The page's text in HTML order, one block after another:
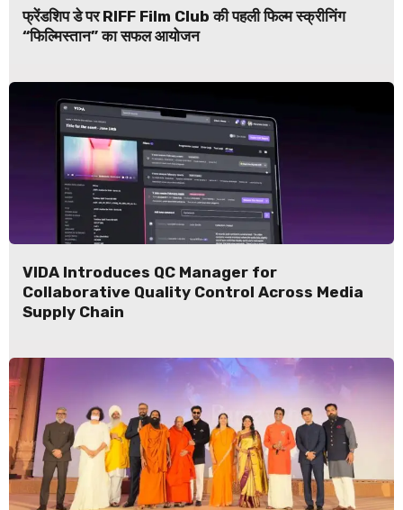
फ्रेंडशिप डे पर RIFF Film Club की पहली फिल्म स्क्रीनिंग
“फिल्मिस्तान” का सफल आयोजन
VIDA Introduces QC Manager for
Collaborative Quality Control Across Media
Supply Chain